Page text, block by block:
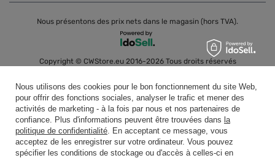
Nous présentons des prix nets dans le magasin (hors TVA).
Copyright © CWStore.eu 2016-2026 Tous droits réservés
Nous utilisons des cookies pour le bon fonctionnement du site Web,
pour offrir des fonctions sociales, analyser le trafic et mener des
activités de marketing - à la fois par nous et nos partenaires de
confiance. Plus d'informations peuvent être trouvées dans la
politique de confidentialité. En acceptant ce message, vous
acceptez de les enregistrer sur votre ordinateur. Vous pouvez
spécifier les conditions de stockage ou d'accès à celles-ci en